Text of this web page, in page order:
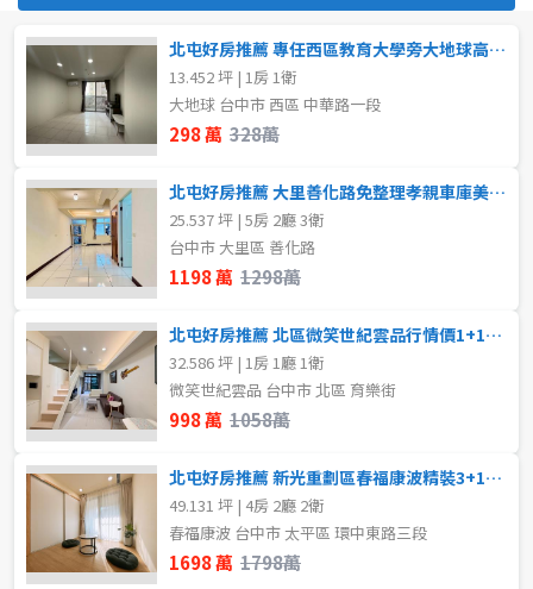
60~70 坪 70~80 坪
80坪以上
~ 坪
樓層
不拘
地下室
1樓 2樓
3樓
5~10樓 11~20樓
21樓以上
20~30 坪 30~40 坪
40~50 坪 50~60 坪
60~70 坪 70~80 坪
80坪以上
樓層
不拘
1樓 2樓
3樓
北屯好房推薦 專任西區教育大學旁大地球高樓層套房
13.452 坪 | 1房 1衛
大地球 台中市 西區 中華路一段
298 萬 328萬
北屯好房推薦 大里善化路免整理孝親車庫美稀有透天
25.537 坪 | 5房 2廳 3衛
台中市 大里區 善化路
1198 萬 1298萬
北屯好房推薦 北區微笑世紀雲品行情價1+1房大平車
32.586 坪 | 1房 1廳 1衛
微笑世紀雲品 台中市 北區 育樂街
998 萬 1058萬
北屯好房推薦 新光重劃區春福康波精裝3+1房平車露臺戶
49.131 坪 | 4房 2廳 2衛
春福康波 台中市 太平區 環中東路三段
1698 萬 1798萬